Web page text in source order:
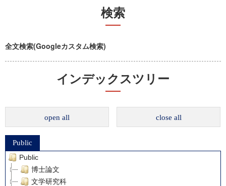
検索
全文検索(Googleカスタム検索)
インデックスツリー
open all close all
Public
Public
博士論文
文学研究科